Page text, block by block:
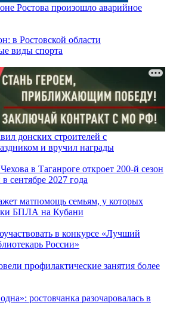
Ростова произошло аварийное
в Ростовской области
виды спорта
донских строителей с
и вручил награды
в Таганроге откроет 200-й сезон
сентябре 2027 года
матпомощь семьям, у которых
БПЛА на Кубани
в конкурсе «Лучший
России»
профилактические занятия более
ростовчанка разочаровалась в